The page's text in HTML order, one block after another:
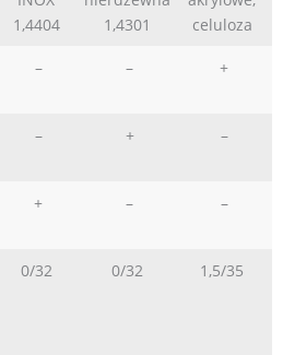
1,4404
1,4301
celuloza
– – +
– + –
+ – –
0/32 0/32 1,5/35